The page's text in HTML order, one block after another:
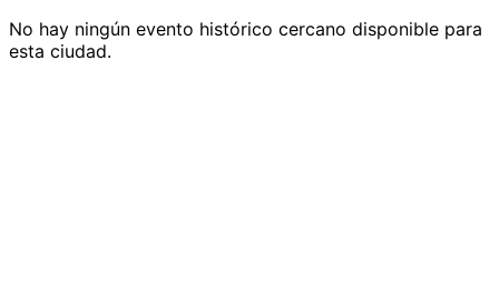
No hay ningún evento histórico cercano disponible para
esta ciudad.